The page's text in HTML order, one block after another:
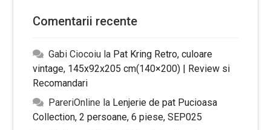
Comentarii recente
Gabi Ciocoiu la Pat Kring Retro, culoare
vintage, 145x92x205 cm(140×200) | Review si
Recomandari
PareriOnline la Lenjerie de pat Pucioasa
Collection, 2 persoane, 6 piese, SEP025